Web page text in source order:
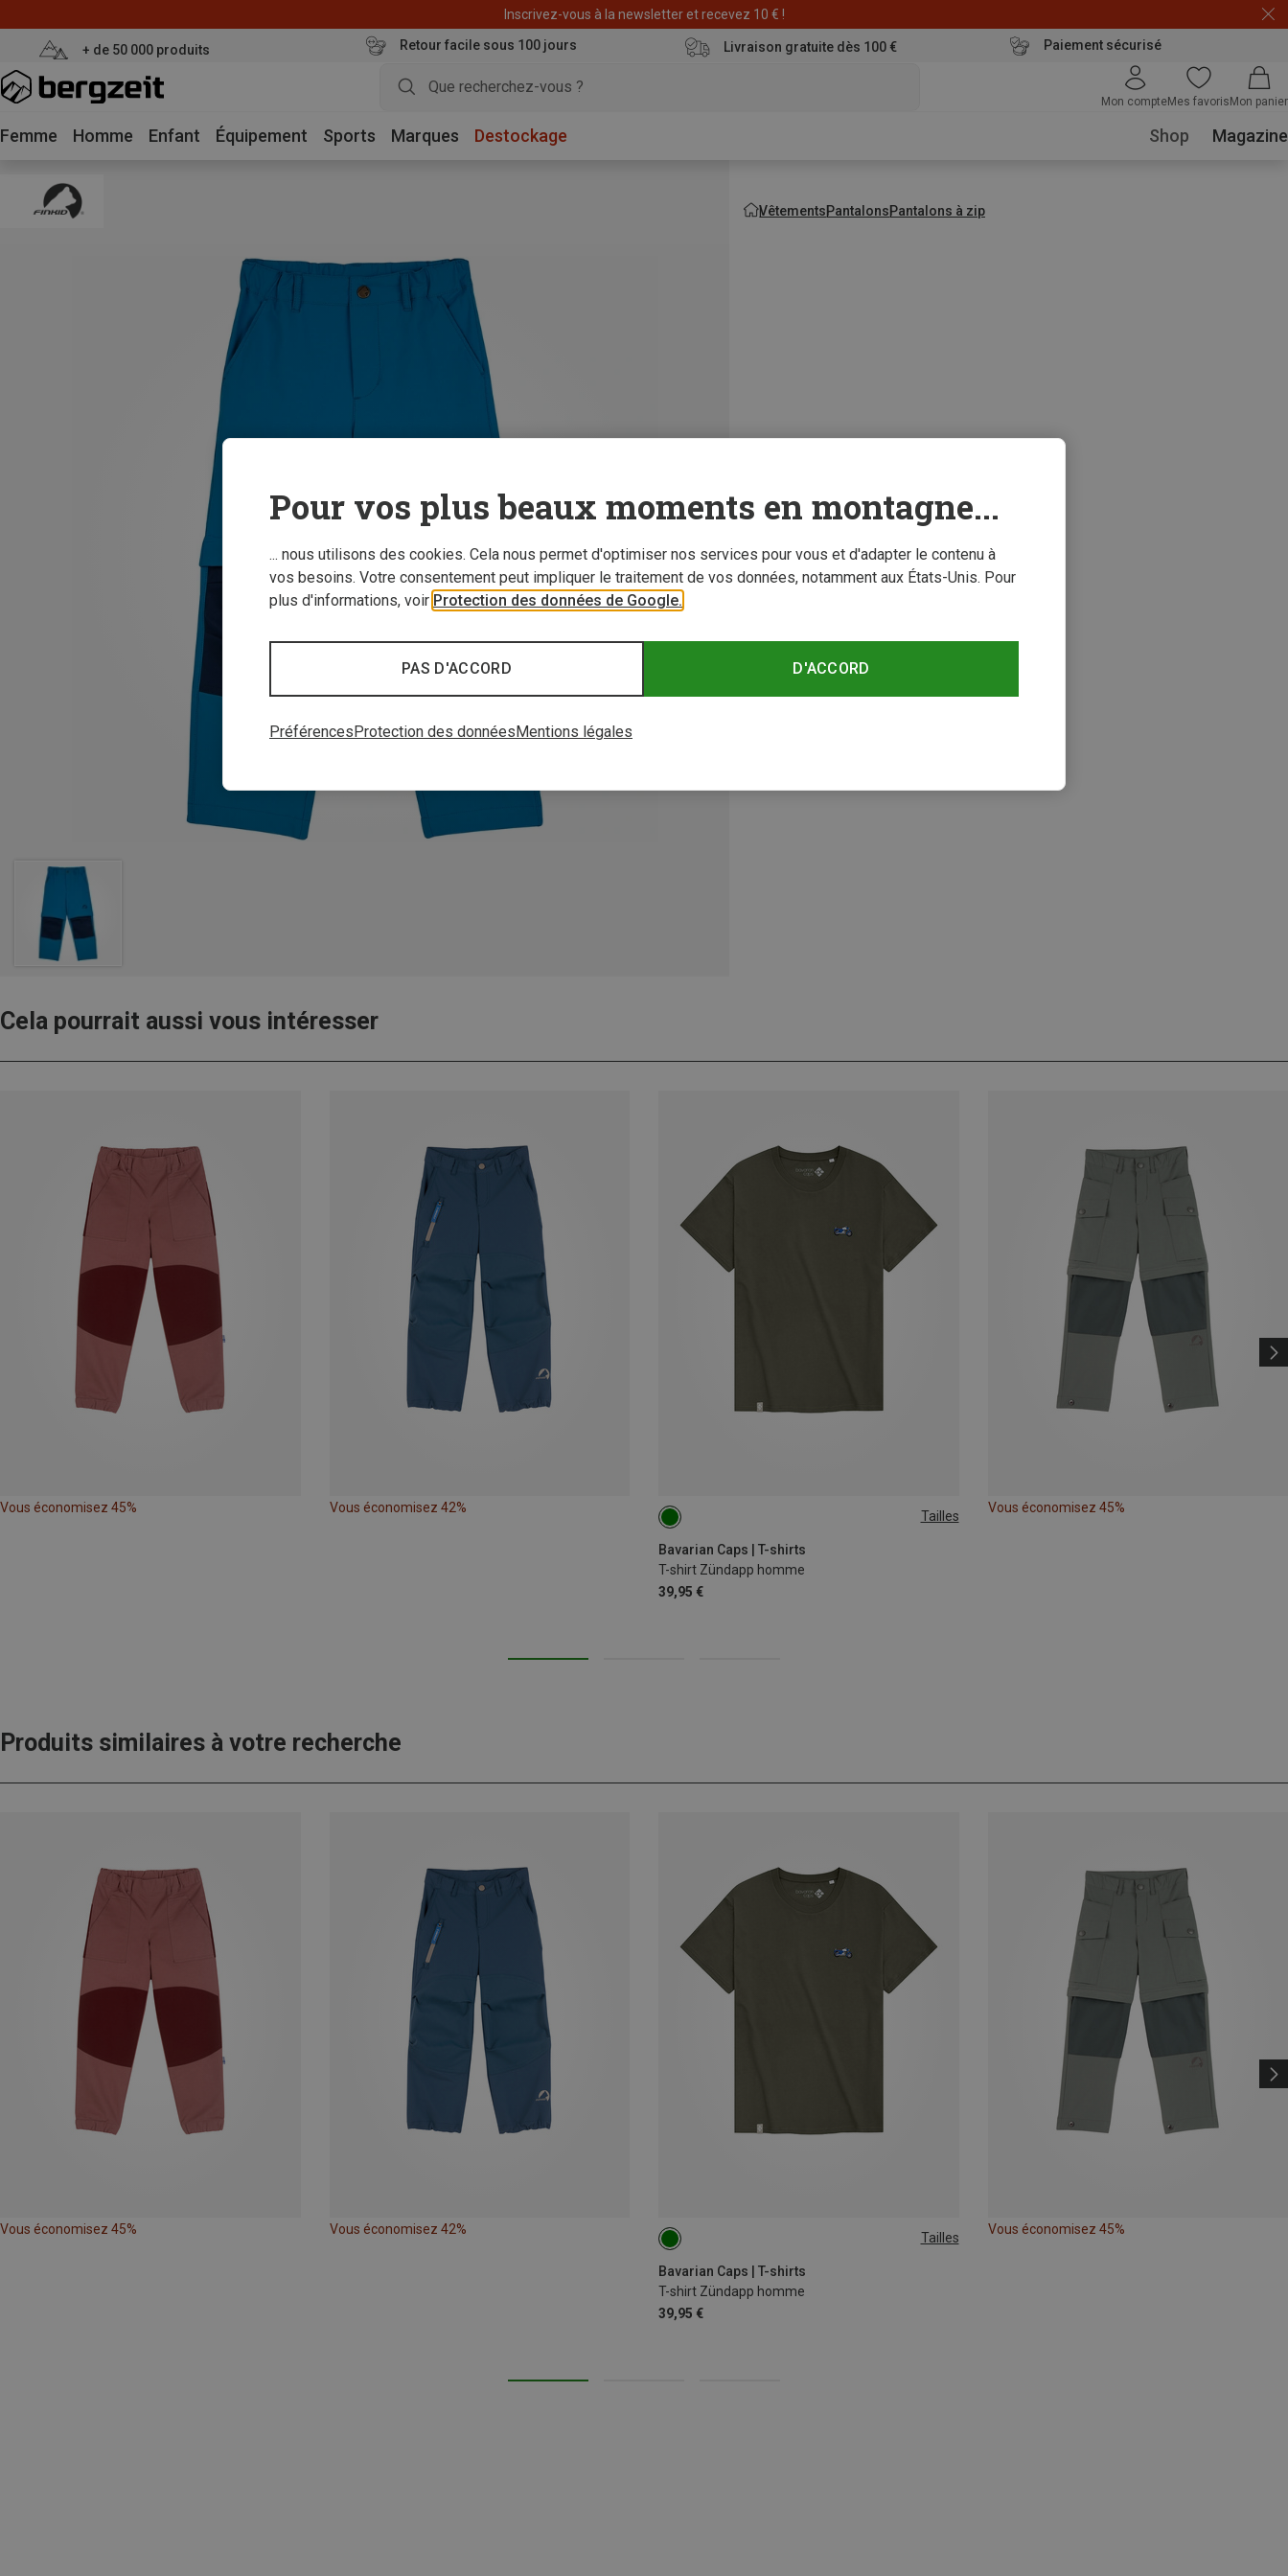
Inscrivez-vous à la newsletter et recevez 10 € !
+ de 50 000 produits Retour facile sous 100 jours Livraison gratuite dès 100 € Paiement sécurisé
Mon compteMes favoris Mon panier
Femme Homme Enfant Équipement Sports Marques Destockage Shop Magazine
VêtementsPantalonsPantalons à zip
Cela pourrait aussi vous intéresser
Vous économisez 45% Vous économisez 42%
Tailles
Bavarian Caps | T-shirts
T-shirt Zündapp homme
39,95 €
S
Vous économisez 45%
Produits similaires à votre recherche
Vous économisez 45% Vous économisez 42%
Tailles
Bavarian Caps | T-shirts
T-shirt Zündapp homme
39,95 €
S
Vous économisez 45%
Pour vos plus beaux moments en montagne...
... nous utilisons des cookies. Cela nous permet d'optimiser nos services pour vous et d'adapter le contenu à
vos besoins. Votre consentement peut impliquer le traitement de vos données, notamment aux États-Unis. Pour
plus d'informations, voir Protection des données de Google.
D'ACCORD
PAS D'ACCORD
Préférences Protection des données Mentions légales